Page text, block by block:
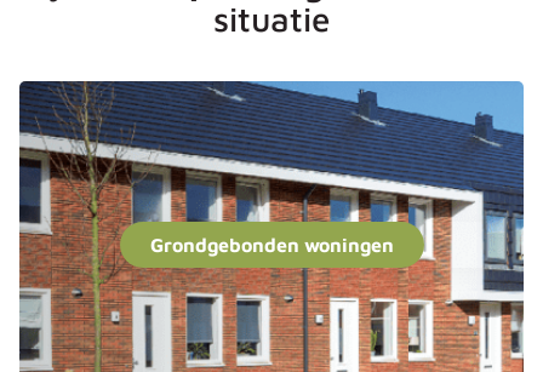
situatie
Grondgebonden woningen